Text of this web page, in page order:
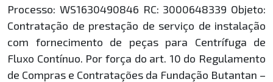
Processo: WS1630490846 RC: 3000648339 Objeto:
Contratação de prestação de serviço de instalação
com fornecimento de peças para Centrífuga de
Fluxo Contínuo. Por força do art. 10 do Regulamento
de Compras e Contratações da Fundação Butantan –